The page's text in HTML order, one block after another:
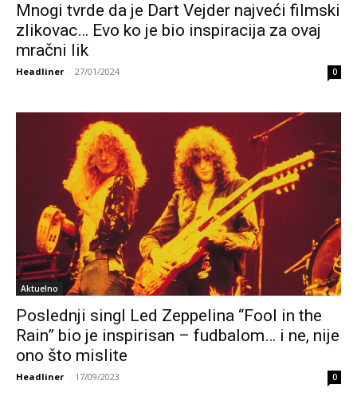
Mnogi tvrde da je Dart Vejder najveći filmski
zlikovac… Evo ko je bio inspiracija za ovaj
mračni lik
Headliner - 27/01/2024 0
Aktuelno
Poslednji singl Led Zeppelina “Fool in the
Rain” bio je inspirisan – fudbalom… i ne, nije
ono što mislite
Headliner - 17/09/2023 0